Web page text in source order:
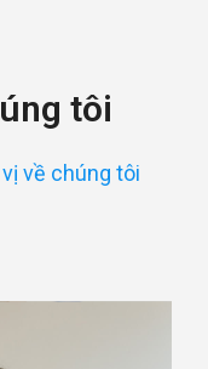
tôi
về chúng tôi